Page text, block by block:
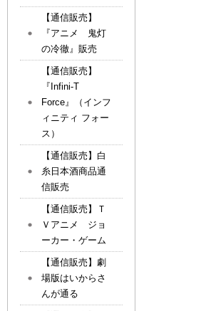
【通信販売】
『アニメ 鬼灯
の冷徹』販売
【通信販売】
『Infini-T
Force』（インフ
ィニティ フォー
ス）
【通信販売】白
糸日本酒商品通
信販売
【通信販売】Ｔ
Ｖアニメ ジョ
ーカー・ゲーム
【通信販売】劇
場版はいからさ
んが通る